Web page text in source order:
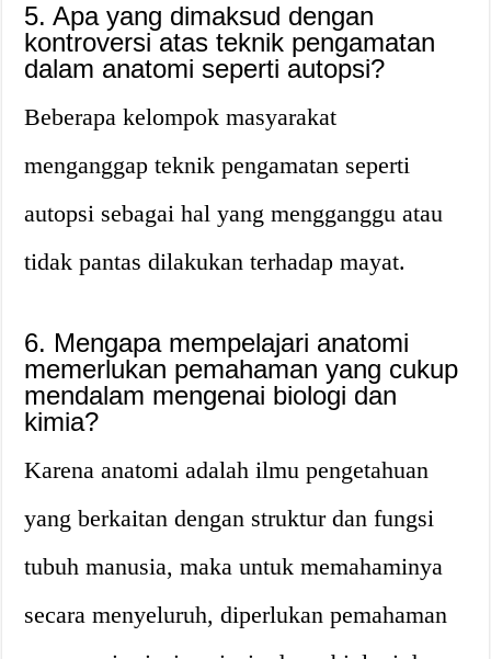
5. Apa yang dimaksud dengan
kontroversi atas teknik pengamatan
dalam anatomi seperti autopsi?
Beberapa kelompok masyarakat
menganggap teknik pengamatan seperti
autopsi sebagai hal yang mengganggu atau
tidak pantas dilakukan terhadap mayat.
6. Mengapa mempelajari anatomi
memerlukan pemahaman yang cukup
mendalam mengenai biologi dan
kimia?
Karena anatomi adalah ilmu pengetahuan
yang berkaitan dengan struktur dan fungsi
tubuh manusia, maka untuk memahaminya
secara menyeluruh, diperlukan pemahaman